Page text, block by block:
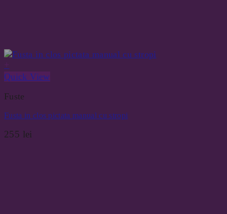
Quick View
Fuste
Fusta in clos pictata manual cu stropi
255 lei